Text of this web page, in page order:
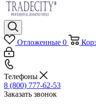
Отложенные 0
Телефоны
8 (800) 777-62-53
Заказать звонок